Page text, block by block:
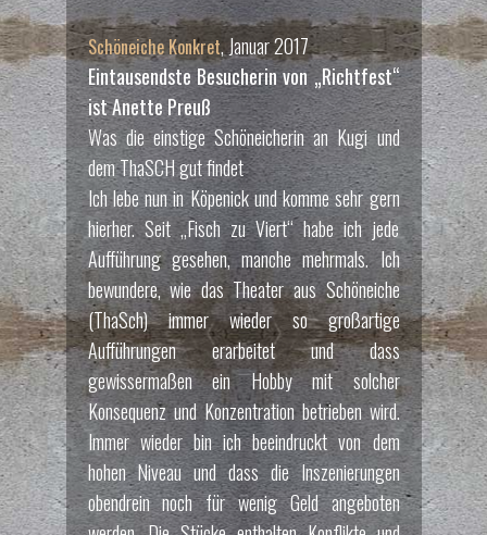
Schöneiche Konkret, Januar 2017
Eintausendste Besucherin von „Richtfest“
ist Anette Preuß
Was die einstige Schöneicherin an Kugi und
dem ThaSCH gut findet
Ich lebe nun in Köpenick und komme sehr gern
hierher. Seit „Fisch zu Viert“ habe ich jede
Aufführung gesehen, manche mehrmals. Ich
bewundere, wie das Theater aus Schöneiche
(ThaSch) immer wieder so großartige
Aufführungen erarbeitet und dass
gewissermaßen ein Hobby mit solcher
Konsequenz und Konzentration betrieben wird.
Immer wieder bin ich beeindruckt von dem
hohen Niveau und dass die Inszenierungen
obendrein noch für wenig Geld angeboten